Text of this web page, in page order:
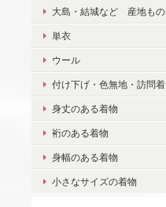
大島・結城など 産地もの
単衣
ウール
付け下げ・色無地・訪問着
身丈のある着物
裄のある着物
身幅のある着物
小さなサイズの着物